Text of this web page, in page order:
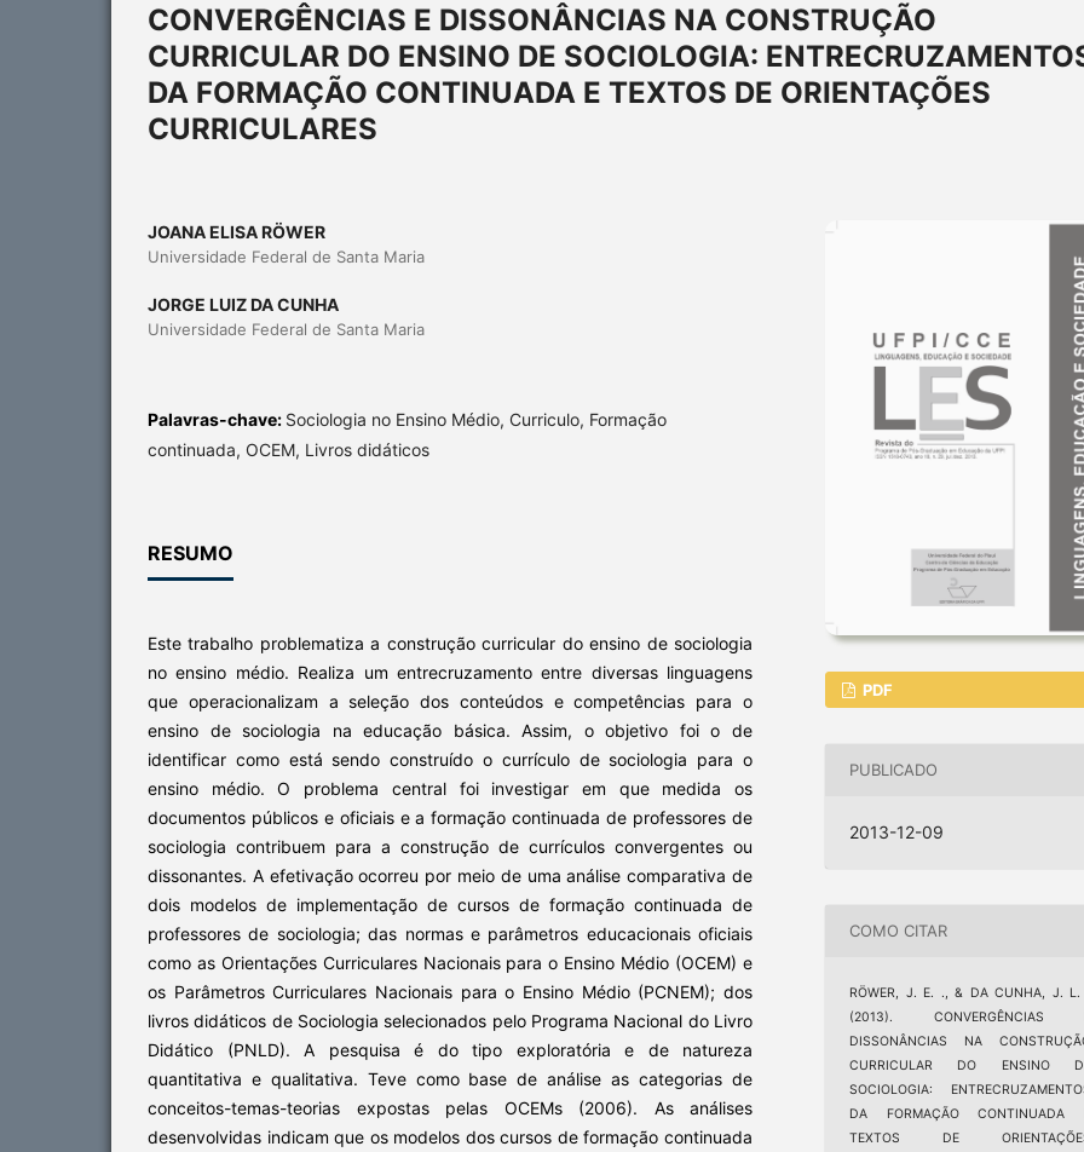
CONVERGÊNCIAS E DISSONÂNCIAS NA CONSTRUÇÃO
CURRICULAR DO ENSINO DE SOCIOLOGIA:
DA FORMAÇÃO CONTINUADA E TEXTOS DE ORIENTAÇÕES
CURRICULARES
JOANA ELISA RÖWER
Universidade Federal de Santa Maria
JORGE LUIZ DA CUNHA
Universidade Federal de Santa Maria
Palavras-chave: Sociologia no Ensino Médio, Curriculo, Formação
continuada, OCEM, Livros didáticos
RESUMO
Este trabalho problematiza a construção curricular do ensino de sociologia
no ensino médio. Realiza um entrecruzamento entre diversas linguagens
que operacionalizam a seleção dos conteúdos e competências para o
ensino de sociologia na educação básica. Assim, o objetivo foi o de
identificar como está sendo construído o currículo de sociologia para o
ensino médio. O problema central foi investigar em que medida os
documentos públicos e oficiais e a formação continuada de professores de
sociologia contribuem para a construção de currículos convergentes ou
dissonantes. A efetivação ocorreu por meio de uma análise comparativa de
dois modelos de implementação de cursos de formação continuada de
professores de sociologia; das normas e parâmetros educacionais oficiais
como as Orientações Curriculares Nacionais para o Ensino Médio (OCEM) e
os Parâmetros Curriculares Nacionais para o Ensino Médio (PCNEM); dos
livros didáticos de Sociologia selecionados pelo Programa Nacional do Livro
Didático (PNLD). A pesquisa é do tipo exploratória e de natureza
quantitativa e qualitativa. Teve como base de análise as categorias de
conceitos-temas-teorias expostas pelas OCEMs (2006). As análises
desenvolvidas indicam que os modelos dos cursos de formação continuada
PDF
PUBLICADO
2013-12-09
COMO CITAR
RÖWER, J. E. ., & DA CUNHA, J.
(2013). CONVERGÊNCIAS
DISSONÂNCIAS NA
CURRICULAR DO ENSINO
SOCIOLOGIA:
DA FORMAÇÃO CONTINUADA
TEXTOS DE